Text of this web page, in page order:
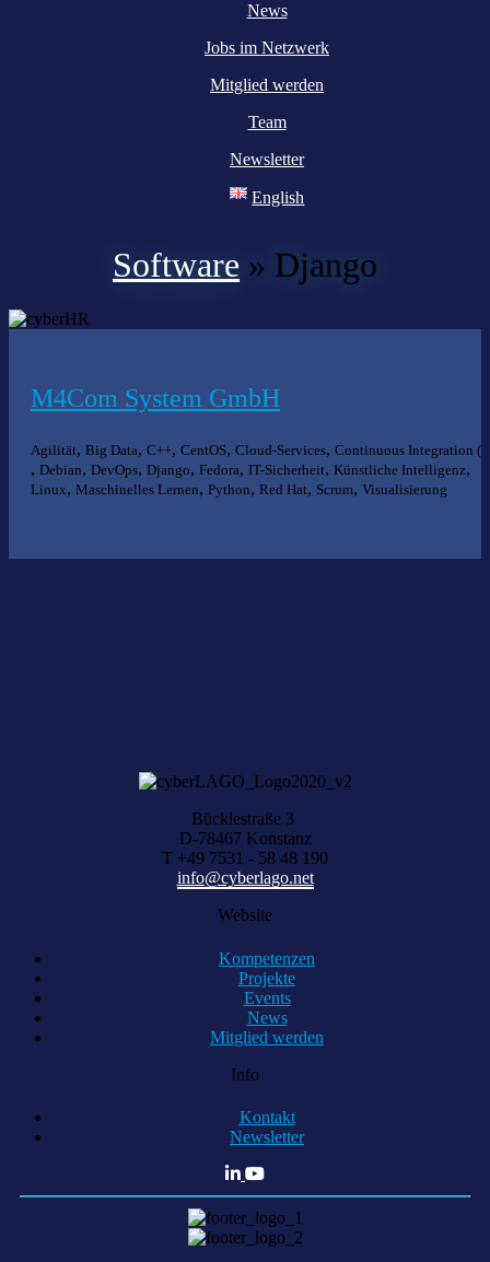
News
Jobs im Netzwerk
Mitglied werden
Team
Newsletter
English
Software » Django
M4Com System GmbH
Agilität, Big Data, C++, CentOS, Cloud-Services, Continuous Integration
, Debian, DevOps, Django, Fedora, IT-Sicherheit, Künstliche Intelligenz,
Linux, Maschinelles Lernen, Python, Red Hat, Scrum, Visualisierung
Bücklestraße 3
D-78467 Konstanz
T +49 7531 - 58 48 190
info@cyberlago.net
Website
Kompetenzen
Projekte
Events
News
Mitglied werden
Info
Kontakt
Newsletter